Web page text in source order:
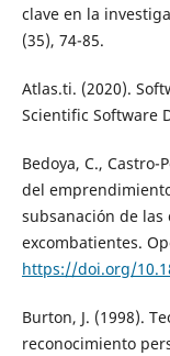
clave en la
(35), 74-85.
Atlas.ti. (2020).
Scientific Software
Bedoya, C., Castro-
del
subsanación de las
excombatientes.
https://doi.org/
Burton, J. (1998).
reconocimiento